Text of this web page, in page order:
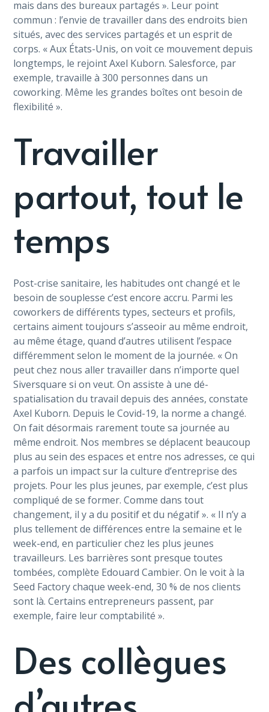
mais dans des bureaux partagés ». Leur point
commun : l’envie de travailler dans des endroits bien
situés, avec des services partagés et un esprit de
corps. « Aux États-Unis, on voit ce mouvement depuis
longtemps, le rejoint Axel Kuborn. Salesforce, par
exemple, travaille à 300 personnes dans un
coworking. Même les grandes boîtes ont besoin de
flexibilité ».
Travailler
partout, tout le
temps
Post-crise sanitaire, les habitudes ont changé et le
besoin de souplesse c’est encore accru. Parmi les
coworkers de différents types, secteurs et profils,
certains aiment toujours s’asseoir au même endroit,
au même étage, quand d’autres utilisent l’espace
différemment selon le moment de la journée. « On
peut chez nous aller travailler dans n’importe quel
Siversquare si on veut. On assiste à une dé-
spatialisation du travail depuis des années, constate
Axel Kuborn. Depuis le Covid-19, la norme a changé.
On fait désormais rarement toute sa journée au
même endroit. Nos membres se déplacent beaucoup
plus au sein des espaces et entre nos adresses, ce qui
a parfois un impact sur la culture d’entreprise des
projets. Pour les plus jeunes, par exemple, c’est plus
compliqué de se former. Comme dans tout
changement, il y a du positif et du négatif ». « Il n’y a
plus tellement de différences entre la semaine et le
week-end, en particulier chez les plus jeunes
travailleurs. Les barrières sont presque toutes
tombées, complète Edouard Cambier. On le voit à la
Seed Factory chaque week-end, 30 % de nos clients
sont là. Certains entrepreneurs passent, par
exemple, faire leur comptabilité ».
Des collègues